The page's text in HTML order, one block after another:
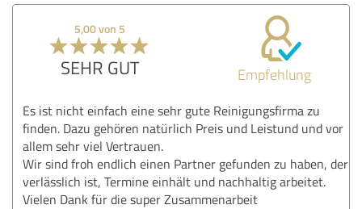
5,00 von 5
SEHR GUT Empfehlung
Es ist nicht einfach eine sehr gute Reinigungsfirma zu
finden. Dazu gehören natürlich Preis und Leistund und vor
allem sehr viel Vertrauen.
Wir sind froh endlich einen Partner gefunden zu haben, der
verlässlich ist, Termine einhält und nachhaltig arbeitet.
Vielen Dank für die super Zusammenarbeit